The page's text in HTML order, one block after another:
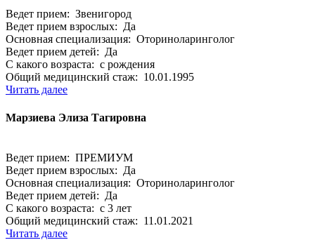
Ведет прием: Звенигород
Ведет прием взрослых: Да
Основная специализация: Оториноларинголог
Ведет прием детей: Да
С какого возраста: с рождения
Общий медицинский стаж: 10.01.1995
Читать далее
Марзиева Элиза Тагировна
Ведет прием: ПРЕМИУМ
Ведет прием взрослых: Да
Основная специализация: Оториноларинголог
Ведет прием детей: Да
С какого возраста: с 3 лет
Общий медицинский стаж: 11.01.2021
Читать далее